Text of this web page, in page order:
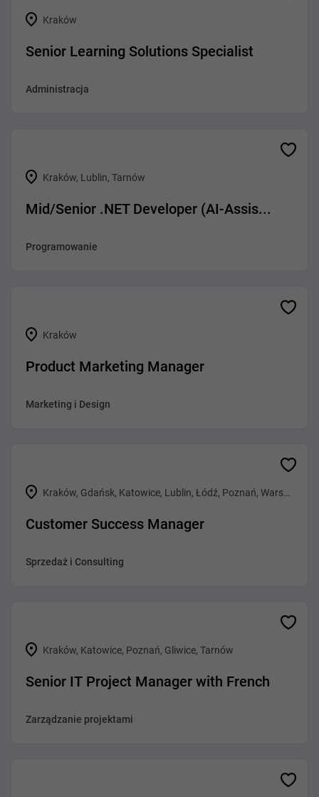
Kraków
Senior Learning Solutions Specialist
Administracja
Kraków, Lublin, Tarnów
Mid/Senior .NET Developer (AI-Assis...
Programowanie
Kraków
Product Marketing Manager
Marketing i Design
Kraków, Gdańsk, Katowice, Lublin, Łódź, Poznań, Warszawa, Wrocław
Customer Success Manager
Sprzedaż i Consulting
Kraków, Katowice, Poznań, Gliwice, Tarnów
Senior IT Project Manager with French
Zarządzanie projektami